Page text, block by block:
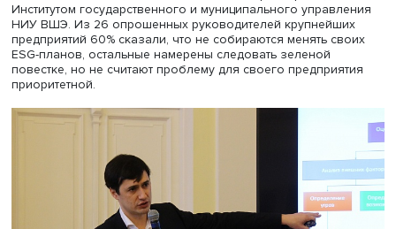
станут только больше. Это не тот вариант, который нам
нужен, — охарактеризовал он ситуацию. — В
мы инвестировали много усилий в построение
диалога с Европой, теперь это время надо будет
чтобы такой же диалог организовать в странах
Тихоокеанского региона».
Константин Головщинский сослался на опрос,
Институтом государственного и муниципального
НИУ ВШЭ. Из 26 опрошенных руководителей
предприятий 60% сказали, что не собираются менять
ESG-планов, остальные намерены следовать зеленой
повестке, но не считают проблему для своего